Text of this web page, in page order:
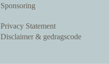
Sponsoring
Privacy Statement
Disclaimer & gedragscode